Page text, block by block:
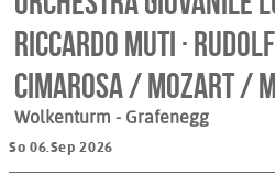
Riccardo Muti ·
CIMAROSA / MOZART /
Wolkenturm - Grafenegg
So 06.Sep 2026